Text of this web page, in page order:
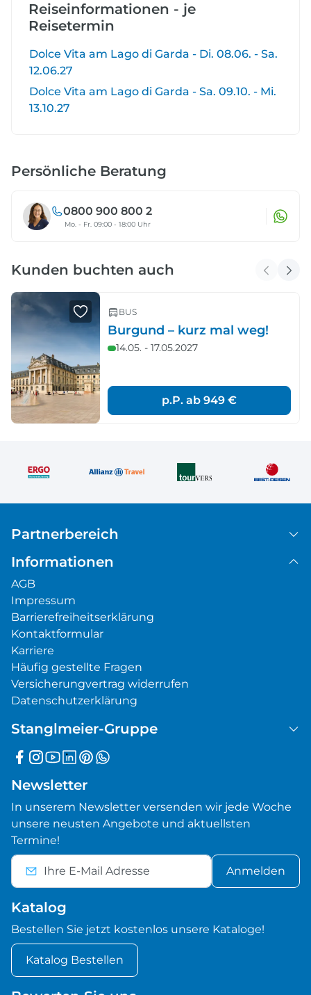
Reiseinformationen - je
Reisetermin
Dolce Vita am Lago di Garda - Di. 08.06. - Sa.
12.06.27
Dolce Vita am Lago di Garda - Sa. 09.10. - Mi.
13.10.27
Persönliche Beratung
0800 900 800 2
Mo. - Fr. 09:00 - 18:00 Uhr
Kunden buchten auch
BUS
Burgund – kurz mal weg!
14.05. - 17.05.2027
p.P. ab 949 €
Partnerbereich
Informationen
AGB
Impressum
Barrierefreiheitserklärung
Kontaktformular
Karriere
Häufig gestellte Fragen
Versicherungvertrag widerrufen
Datenschutzerklärung
Stanglmeier-Gruppe
Newsletter
In unserem Newsletter versenden wir jede Woche
unsere neusten Angebote und aktuellsten
Termine!
Anmelden
Katalog
Bestellen Sie jetzt kostenlos unsere Kataloge!
Katalog Bestellen